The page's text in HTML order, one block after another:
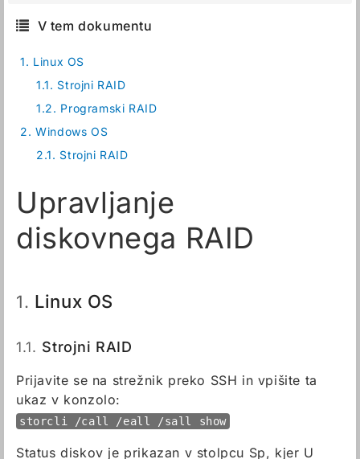
V tem dokumentu
1. Linux OS
1.1. Strojni RAID
1.2. Programski RAID
2. Windows OS
2.1. Strojni RAID
Upravljanje
diskovnega RAID
1. Linux OS
1.1. Strojni RAID
Prijavite se na strežnik preko SSH in vpišite ta
ukaz v konzolo:
storcli /call /eall /sall show
Status diskov je prikazan v stolpcu Sp, kjer U